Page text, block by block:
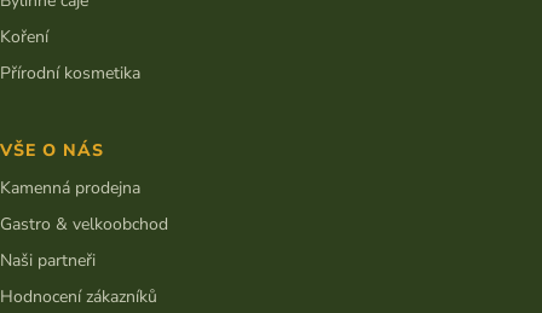
Koření
Přírodní kosmetika
VŠE O NÁS
Kamenná prodejna
Gastro & velkoobchod
Naši partneři
Hodnocení zákazníků